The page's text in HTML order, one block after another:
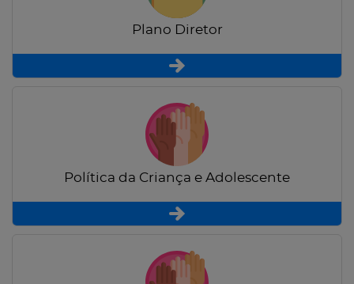
Plano Diretor
Política da Criança e Adolescente